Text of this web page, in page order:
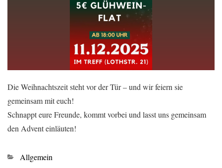
Die Weihnachtszeit steht vor der Tür – und wir feiern sie
gemeinsam mit euch!
Schnappt eure Freunde, kommt vorbei und lasst uns gemeinsam
den Advent einläuten!
Kategorien
Allgemein